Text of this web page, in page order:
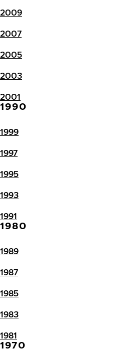
2009
2007
2005
2003
2001
1990
1999
1997
1995
1993
1991
1980
1989
1987
1985
1983
1981
1970